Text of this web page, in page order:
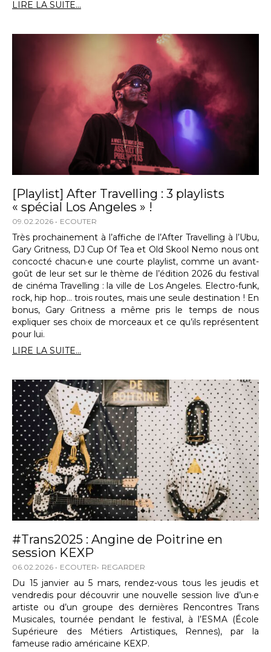
LIRE LA SUITE...
[Playlist] After Travelling : 3 playlists
« spécial Los Angeles » !
09.02.2026 ECOUTER
Très prochainement à l’affiche de l’After Travelling à l’Ubu,
Gary Gritness, DJ Cup Of Tea et Old Skool Nemo nous ont
concocté chacun·e une courte playlist, comme un avant-
goût de leur set sur le thème de l’édition 2026 du festival
de cinéma Travelling : la ville de Los Angeles. Electro-funk,
rock, hip hop… trois routes, mais une seule destination ! En
bonus, Gary Gritness a même pris le temps de nous
expliquer ses choix de morceaux et ce qu’ils représentent
pour lui.
LIRE LA SUITE...
#Trans2025 : Angine de Poitrine en
session KEXP
06.02.2026 ECOUTER REGARDER
Du 15 janvier au 5 mars, rendez-vous tous les jeudis et
vendredis pour découvrir une nouvelle session live d’un·e
artiste ou d’un groupe des dernières Rencontres Trans
Musicales, tournée pendant le festival, à l’ESMA (École
Supérieure des Métiers Artistiques, Rennes), par la
fameuse radio américaine KEXP.